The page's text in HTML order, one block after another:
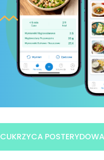
CUKRZYCA POSTERYDOWA